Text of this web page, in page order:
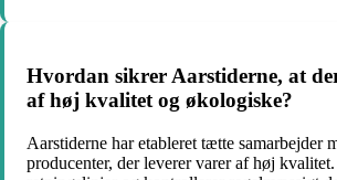
Hvordan sikrer Aarstiderne, at
af høj kvalitet og økologiske?
Aarstiderne har etableret tætte samarbejder
producenter, der leverer varer af høj